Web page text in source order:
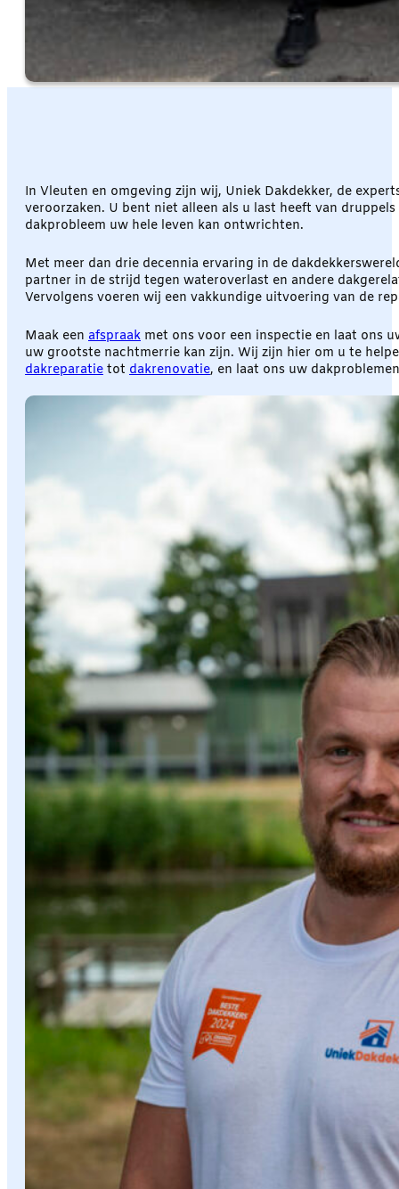
In Vleuten en omgeving zijn wij, Uniek Dakdekker, de
veroorzaken. U bent niet alleen als u last heeft van
dakprobleem uw hele leven kan ontwrichten.
Met meer dan drie decennia ervaring in de
partner in de strijd tegen wateroverlast en andere
Vervolgens voeren wij een vakkundige uitvoering van de
Maak een afspraak met ons voor een inspectie en laat ons
uw grootste nachtmerrie kan zijn. Wij zijn hier om u te
dakreparatie tot dakrenovatie, en laat ons uw